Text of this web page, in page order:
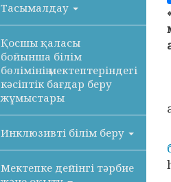
Тасымалдау
Қосшы қаласы
бойынша білім
бөлімінің мектептеріндегі
кәсіптік бағдар беру
жұмыстары
Инклюзивті білім беру
Мектепке дейінгі тәрбие